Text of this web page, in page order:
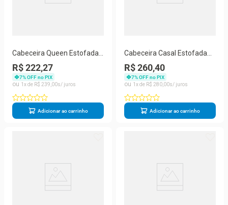
Cabeceira Queen Estofada
Cancun Rosa Pink M&f
Decor
R$ 222,27
7% OFF no PIX
1
R$ 239 00
Adicionar ao carrinho
Cabeceira Casal Estofada
Istambul Mônaco Com
Capitonê Bege
R$ 260,40
7% OFF no PIX
1
R$ 280 00
Adicionar ao carrinho